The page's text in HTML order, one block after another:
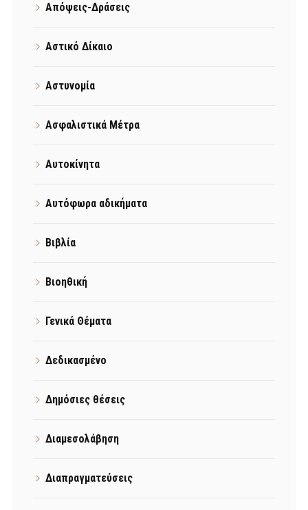
Απόψεις-Δράσεις
Αστικό Δίκαιο
Αστυνομία
Ασφαλιστικά Μέτρα
Αυτοκίνητα
Αυτόφωρα αδικήματα
Βιβλία
Βιοηθική
Γενικά Θέματα
Δεδικασμένο
Δημόσιες θέσεις
Διαμεσολάβηση
Διαπραγματεύσεις